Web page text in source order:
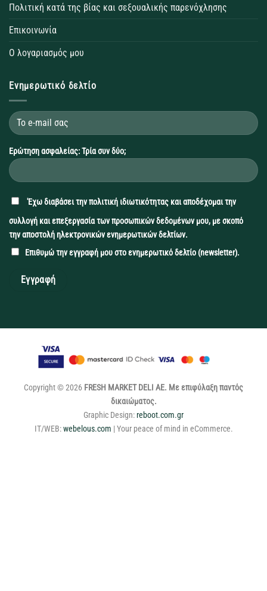
Πολιτική κατά της βίας και σεξουαλικής παρενόχλησης
Επικοινωνία
Ο λογαριασμός μου
Ενημερωτικό δελτίο
Ερώτηση ασφαλείας: Τρία συν δύο;
'Εχω διαβάσει τηνπολιτική ιδιωτικότητας και αποδέχομαι την
συλλογή και επεξεργασία των προσωπικών δεδομένων μου, με σκοπό
την αποστολή ηλεκτρονικών ενημερωτικών δελτίων.
Επιθυμώ την εγγραφή μου στο ενημερωτικό δελτίο (newsletter).
Copyright © 2026 FRESH MARKET DELI ΑΕ. Με επιφύλαξη παντός
δικαιώματος.
Graphic Design: reboot.com.gr
IT/WEB:webelous.com | Your peace of mind in eCommerce.